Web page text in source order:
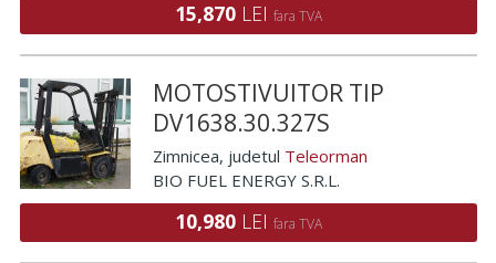
15,870 LEI fara TVA
MOTOSTIVUITOR TIP
DV1638.30.327S
Zimnicea, judetul Teleorman
BIO FUEL ENERGY S.R.L.
10,980 LEI fara TVA